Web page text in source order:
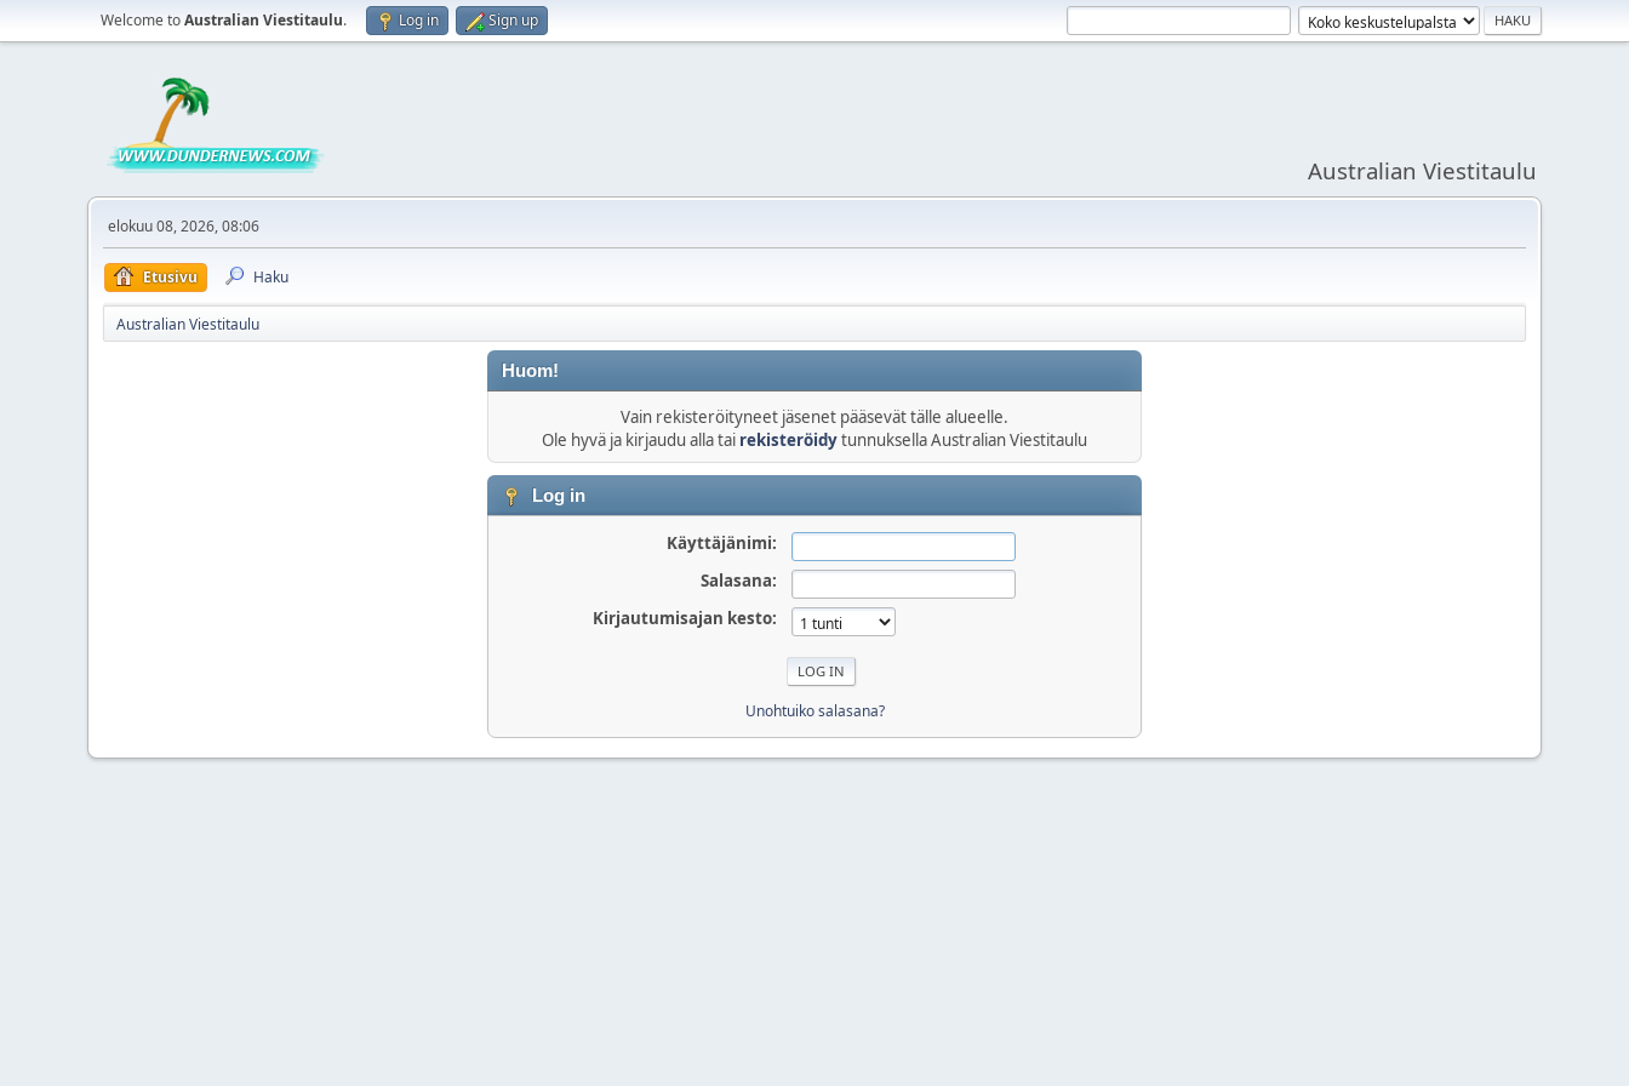
Welcome toAustralian Viestitaulu. Log in Sign up
Australian Viestitaulu
elokuu 08, 2026, 08:06
Etusivu Haku
Australian Viestitaulu
Huom!
Vain rekisteröityneet jäsenet pääsevät tälle alueelle.
Ole hyvä ja kirjaudu alla tai rekisteröidytunnuksella Australian Viestitaulu
Log in
Käyttäjänimi:
Salasana:
Kirjautumisajan kesto:
Unohtuiko salasana?